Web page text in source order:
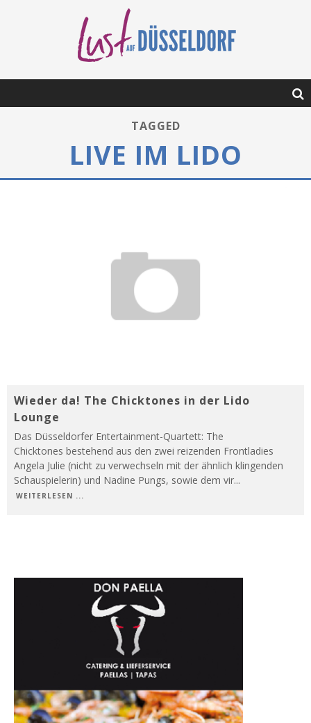
TAGGED
LIVE IM LIDO
Wieder da! The Chicktones in der Lido
Lounge
Das Düsseldorfer Entertainment-Quartett: The
Chicktones bestehend aus den zwei reizenden Frontladies
Angela Julie (nicht zu verwechseln mit der ähnlich klingenden
Schauspielerin) und Nadine Pungs, sowie dem vir...
WEITERLESEN ...